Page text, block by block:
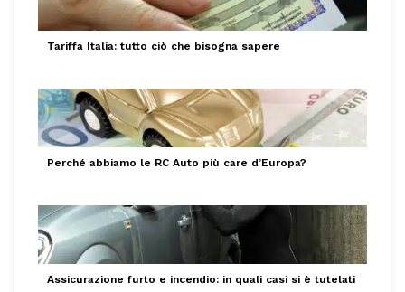
Tariffa Italia: tutto ciò che bisogna sapere
Perché abbiamo le RC Auto più care d’Europa?
Assicurazione furto e incendio: in quali casi si è tutelati